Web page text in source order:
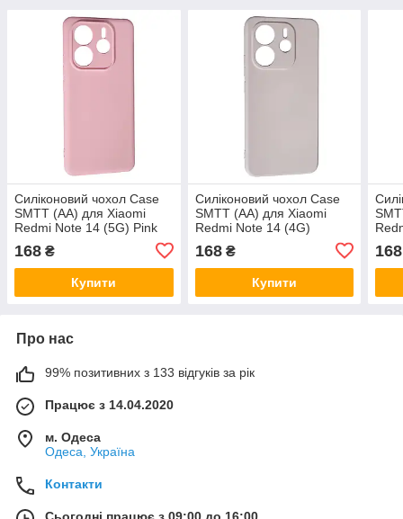
Силіконовий чохол Case
SMTT (AA) для Xiaomi
Redmi Note 14 (5G) Pink
168 ₴
Купити
Силіконовий чохол Case
SMTT (AA) для Xiaomi
Redmi Note 14 (4G)
(UA/EUROPE) Pink Sand
168₴
Купити
168
Про нас
99% позитивних з 133 відгуків за рік
Працює з 14.04.2020
м. Одеса
Одеса, Україна
Контакти